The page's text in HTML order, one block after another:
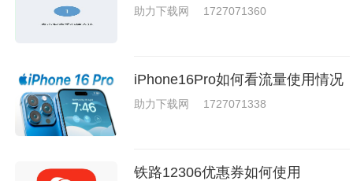
助力下载网 1727071360
iPhone16Pro如何看流量使用情况
助力下载网 1727071338
铁路12306优惠券如何使用